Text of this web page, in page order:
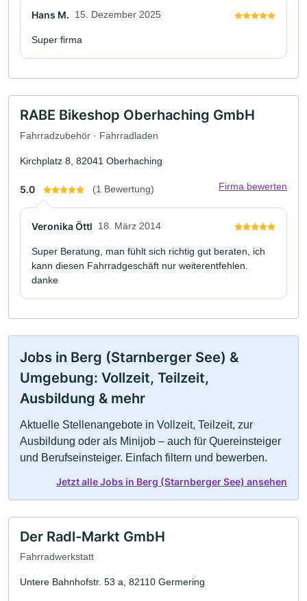
Hans M. 15. Dezember 2025
Super firma
RABE Bikeshop Oberhaching GmbH
Fahrradzubehör · Fahrradladen
Kirchplatz 8, 82041 Oberhaching
5.0 (1 Bewertung) Firma bewerten
Veronika Öttl 18. März 2014
Super Beratung, man fühlt sich richtig gut beraten, ich
kann diesen Fahrradgeschäft nur weiterentfehlen.
danke
Jobs in Berg (Starnberger See) &
Umgebung: Vollzeit, Teilzeit,
Ausbildung & mehr
Aktuelle Stellenangebote in Vollzeit, Teilzeit, zur
Ausbildung oder als Minijob – auch für Quereinsteiger
und Berufseinsteiger. Einfach filtern und bewerben.
Jetzt alle Jobs in Berg (Starnberger See) ansehen
Der Radl-Markt GmbH
Fahrradwerkstatt
Untere Bahnhofstr. 53 a, 82110 Germering